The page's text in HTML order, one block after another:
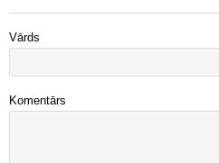
Vārds
Komentārs